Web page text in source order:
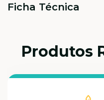
Ficha Técnica
Produtos